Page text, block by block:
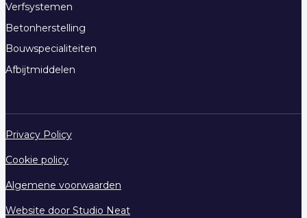
Verfsystemen
Betonherstelling
Bouwspecialiteiten
Afbijtmiddelen
Privacy Policy
Cookie policy
Algemene voorwaarden
Website door Studio Neat